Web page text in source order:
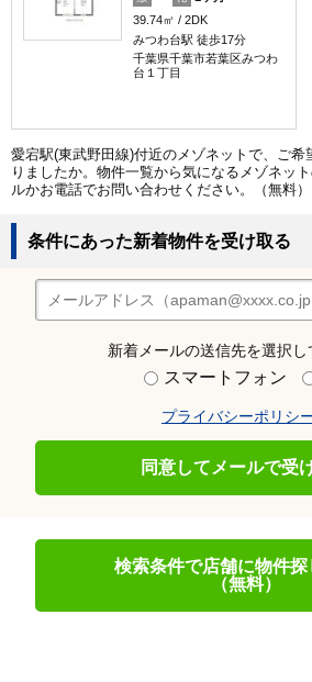
39.74㎡
2DK
みつわ台駅 徒歩17分
千葉県千葉市若葉区みつわ
台１丁目
愛宕駅(東武野田線)付近のメゾネットで、ご
りましたか。物件一覧から気になるメゾネッ
ルかお電話でお問い合わせください。（無料）
条件にあった新着物件を受け取る
新着メールの送信先を選択
スマートフォン
プライバシーポリシ
同意してメールで受
検索条件で店舗に物件探
（無料）